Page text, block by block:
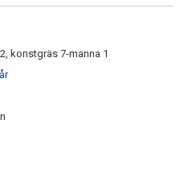
konstgräs 7-manna 1